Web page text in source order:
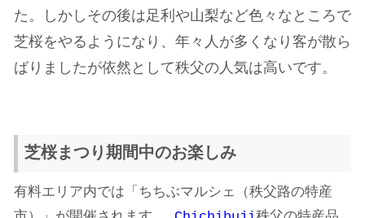
た。しかしその後は足利や山梨など色々なところで
芝桜をやるようになり、年々人が多くなり客が散ら
ばりましたが依然として秩父の人気は高いです。
芝桜まつり期間中のお楽しみ
有料エリア内では「ちちぶマルシェ（秩父路の特産